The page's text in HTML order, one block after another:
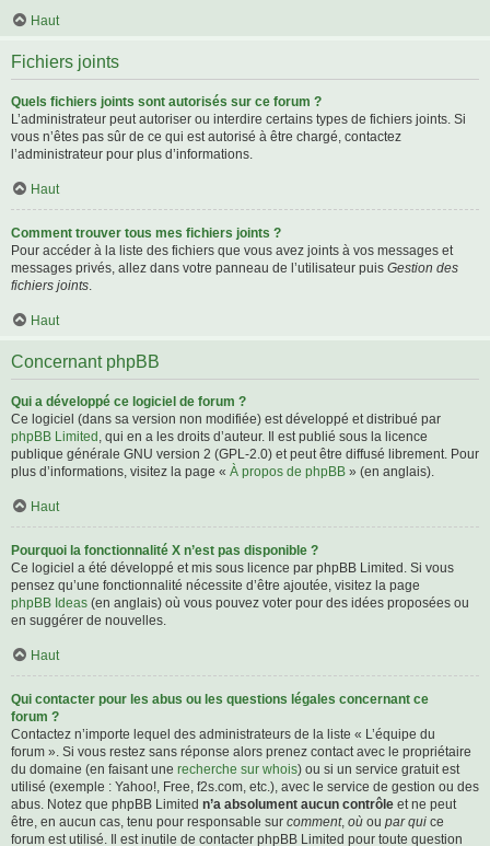
Haut
Fichiers joints
Quels fichiers joints sont autorisés sur ce forum ?
L’administrateur peut autoriser ou interdire certains types de fichiers joints. Si
vous n’êtes pas sûr de ce qui est autorisé à être chargé, contactez
l’administrateur pour plus d’informations.
Haut
Comment trouver tous mes fichiers joints ?
Pour accéder à la liste des fichiers que vous avez joints à vos messages et
messages privés, allez dans votre panneau de l’utilisateur puis Gestion des
fichiers joints.
Haut
Concernant phpBB
Qui a développé ce logiciel de forum ?
Ce logiciel (dans sa version non modifiée) est développé et distribué par
phpBB Limited , qui en a les droits d’auteur. Il est publié sous la licence
publique générale GNU version 2 (GPL-2.0) et peut être diffusé librement. Pour
plus d’informations, visitez la page « À propos de phpBB » (en anglais).
Haut
Pourquoi la fonctionnalité X n’est pas disponible ?
Ce logiciel a été développé et mis sous licence par phpBB Limited. Si vous
pensez qu’une fonctionnalité nécessite d’être ajoutée, visitez la page
phpBB Ideas (en anglais) où vous pouvez voter pour des idées proposées ou
en suggérer de nouvelles.
Haut
Qui contacter pour les abus ou les questions légales concernant ce
forum ?
Contactez n’importe lequel des administrateurs de la liste « L’équipe du
forum ». Si vous restez sans réponse alors prenez contact avec le propriétaire
du domaine (en faisant une recherche sur whois) ou si un service gratuit est
utilisé (exemple : Yahoo!, Free, f2s.com, etc.), avec le service de gestion ou des
abus. Notez que phpBB Limited n’a absolument aucun contrôle et ne peut
être, en aucun cas, tenu pour responsable sur comment, où ou par qui ce
forum est utilisé. Il est inutile de contacter phpBB Limited pour toute question